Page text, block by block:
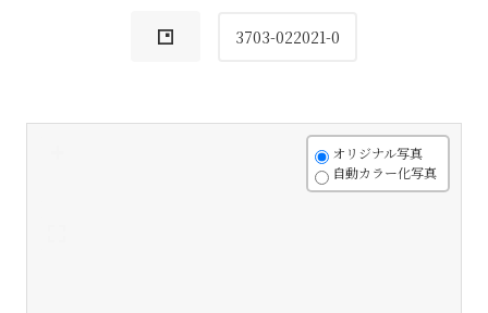
3703-022021-0
オリジナル写真
自動カラー化写真